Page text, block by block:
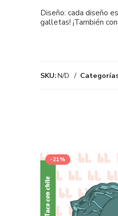
Diseño: cada diseño
galletas! ¡También
SKU:N/D
-21%